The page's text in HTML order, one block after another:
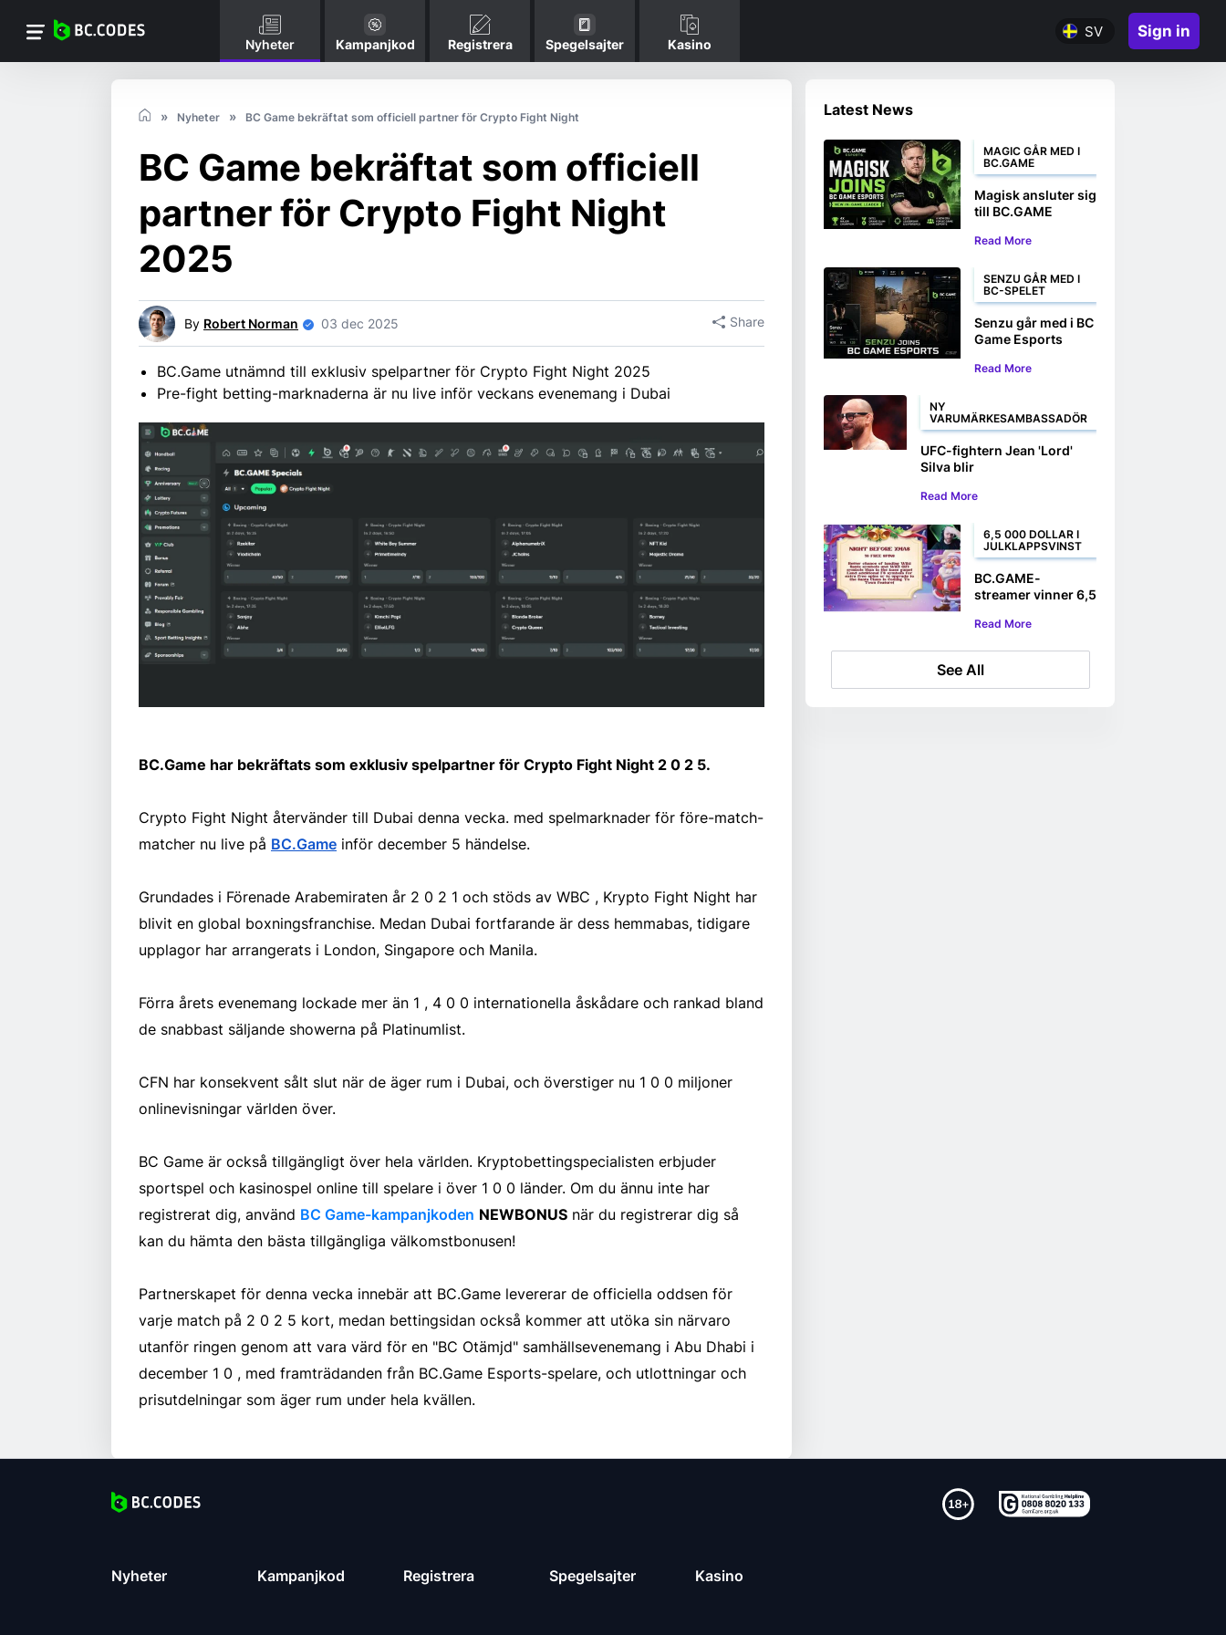
Nyheter Kampanjkod Registrera Spegelsajter Kasino
SV Sign in
Nyheter BC Game bekräftat som officiell partner för Crypto Fight Night
BC Game bekräftat som officiell
partner för Crypto Fight Night
2025
By Robert Norman 03 dec 2025 Share
BC.Game utnämnd till exklusiv spelpartner för Crypto Fight Night 2025
Pre-fight betting-marknaderna är nu live inför veckans evenemang i Dubai
BC.Game har bekräftats som exklusiv spelpartner för Crypto Fight Night 2 0 2 5.
Crypto Fight Night återvänder till Dubai denna vecka. med spelmarknader för före-match-
matcher nu live på BC.Game inför december 5 händelse.
Grundades i Förenade Arabemiraten år 2 0 2 1 och stöds av WBC , Krypto Fight Night har
blivit en global boxningsfranchise. Medan Dubai fortfarande är dess hemmabas, tidigare
upplagor har arrangerats i London, Singapore och Manila.
Förra årets evenemang lockade mer än 1 , 4 0 0 internationella åskådare och rankad bland
de snabbast säljande showerna på Platinumlist.
CFN har konsekvent sålt slut när de äger rum i Dubai, och överstiger nu 1 0 0 miljoner
onlinevisningar världen över.
BC Game är också tillgängligt över hela världen. Kryptobettingspecialisten erbjuder
sportspel och kasinospel online till spelare i över 1 0 0 länder. Om du ännu inte har
registrerat dig, använd BC Game-kampanjkoden NEWBONUS när du registrerar dig så
kan du hämta den bästa tillgängliga välkomstbonusen!
Partnerskapet för denna vecka innebär att BC.Game levererar de officiella oddsen för
varje match på 2 0 2 5 kort, medan bettingsidan också kommer att utöka sin närvaro
utanför ringen genom att vara värd för en "BC Otämjd" samhällsevenemang i Abu Dhabi i
december 1 0 , med framträdanden från BC.Game Esports-spelare, och utlottningar och
prisutdelningar som äger rum under hela kvällen.
Latest News
MAGIC GÅR MED I
BC.GAME
Magisk ansluter sig
till BC.GAME
ledare i spelet
Read More
SENZU GÅR MED I
BC-SPELET
Senzu går med i BC
Game Esports
Read More
NY
VARUMÄRKESAMBASSADÖR
UFC-fightern Jean 'Lord'
Silva blir
BC.GAME
Read More
6,5 000 DOLLAR I
JULKLAPPSVINST
BC.GAME-
streamer vinner 6,5
spelautomaten
Read More
See All
Nyheter Kampanjkod Registrera Spegelsajter Kasino